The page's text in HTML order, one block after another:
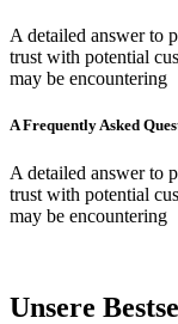
A detailed answer to
trust with potential
may be encountering
A Frequently Asked
A detailed answer to
trust with potential
may be encountering
Unsere